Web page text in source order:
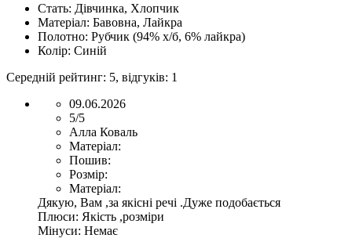
Стать: Дівчинка, Хлопчик
Матеріал: Бавовна, Лайкра
Полотно: Рубчик (94% х/б, 6% лайкра)
Колір: Синій
Середній рейтинг: 5, відгуків: 1
09.06.2026
5/5
Алла Коваль
Матеріал:
Пошив:
Розмір:
Матеріал:
Дякую, Вам ,за якісні речі .Дуже подобається
Плюси: Якість ,розміри
Мінуси: Немає